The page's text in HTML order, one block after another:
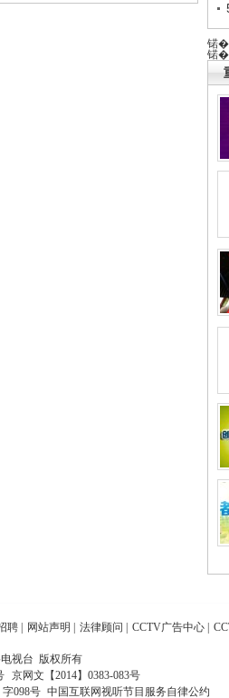
锘�
锘�
聘 网站声明 法律顾问 CCTV广告中心
视台 版权所有
京网文【2014】0383-083号
098号 中国互联网视听节目服务自律公约